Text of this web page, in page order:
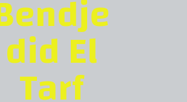
did El
Tarf